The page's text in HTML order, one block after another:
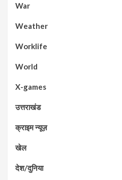
War
Weather
Worklife
World
X-games
उत्तराखंड
क्राइम न्यूज़
खेल
देश/दुनिया